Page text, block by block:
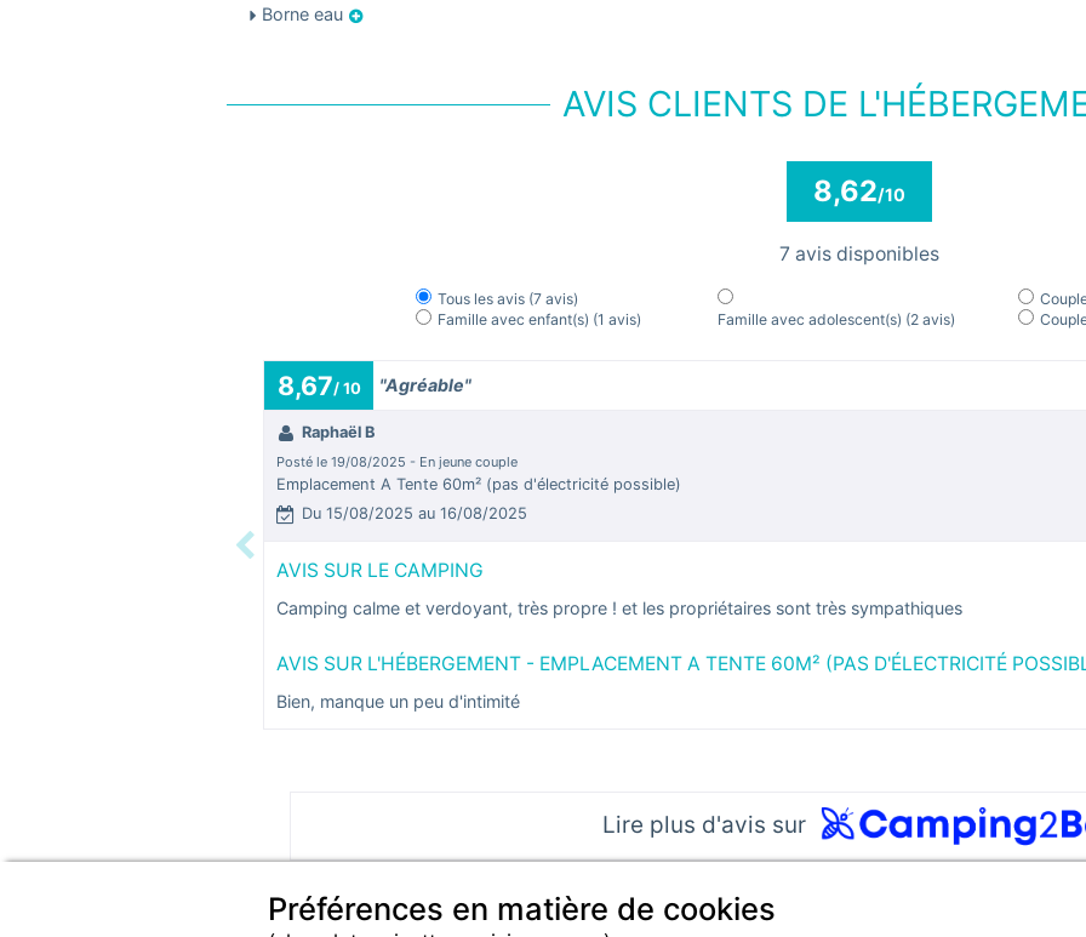
Borne eau
AVIS CLIENTS DE
8,62/10
7 avis disponibles
Tous les avis (7 avis)
Famille avec enfant(s) (1 avis) Famille avec adolescent(s) (2 avis)
Previous
8,67/ 10 "Agréable"
Raphaël B
Posté le 19/08/2025 - En jeune couple
Emplacement A Tente 60m² (pas d'électricité possible)
Du 15/08/2025 au 16/08/2025
AVIS SUR LE CAMPING
Camping calme et verdoyant, très propre ! et les propriétaires sont très sympathiques
AVIS SUR L'HÉBERGEMENT - EMPLACEMENT A TENTE 60M² (PAS D'ÉLECTRICITÉ
Bien, manque un peu d'intimité
Lire plus d'avis sur
Préférences en matière de cookies